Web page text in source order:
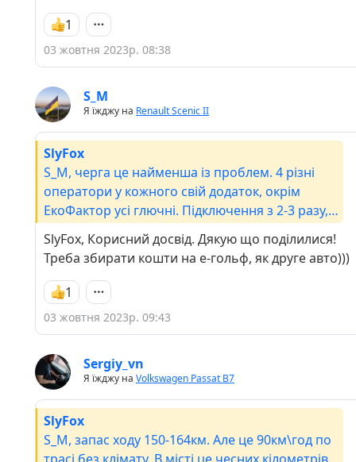
1
03 жовтня 2023р. 08:38
S_M
Я їжджу на Renault Scenic II
SlyFox
S_M, черга це найменша із проблем. 4 різні
оператори у кожного свій додаток, окрім
ЕкоФактор усі глючні. Підключення з 2-3 разу,
інколи з 8-9. Мій рекорд на зарядці Інфініті.
58хв щоб підєднатися. 2 розмови з
оператором, десяток спроб, в результаті
заряжито 0.3 кВт і перейшло в режим
очікування з нарахуванням простою. Данні по
% заряду доступні лише через фестчардж, а на
потім потрібно переключитись на повільну, а з
неї отримуєш лише данні про швидкість
заряду. Фестчардж ще й ділить потужність.
Заряджає 40 чи 60 кВт/год. Підїхав став хтось
поруч, швидкість впала. Крім того 3 різних
типи розємів бо виробники не можуть прийти
SlyFox, Корисний досвід. Дякую що поділилися!
Треба збирати кошти на е-гольф, як друге авто)))
1
03 жовтня 2023р. 09:43
Sergiy_vn
Я їжджу на Volkswagen Passat B7
SlyFox
S_M, запас ходу 150-164км. Але це 90км\год по
трасі без клімату. В місті це чесних кілометрів